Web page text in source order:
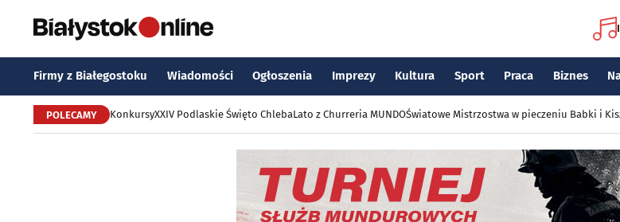
Firmy z Białegostoku Wiadomości Ogłoszenia Imprezy Kultura Sport Praca Biznes
POLECAMY KonkursyXXIV Podlaskie Święto ChlebaLato z Churreria MUNDOŚwiatowe Mistrzostwa w pieczeniu Babki i